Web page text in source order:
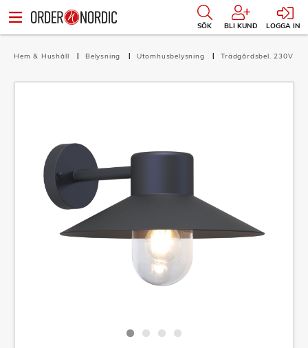
SÖK BLI KUND LOGGA IN
Hem & Hushåll Belysning Utomhusbelysning Trädgårdsbel. 230V